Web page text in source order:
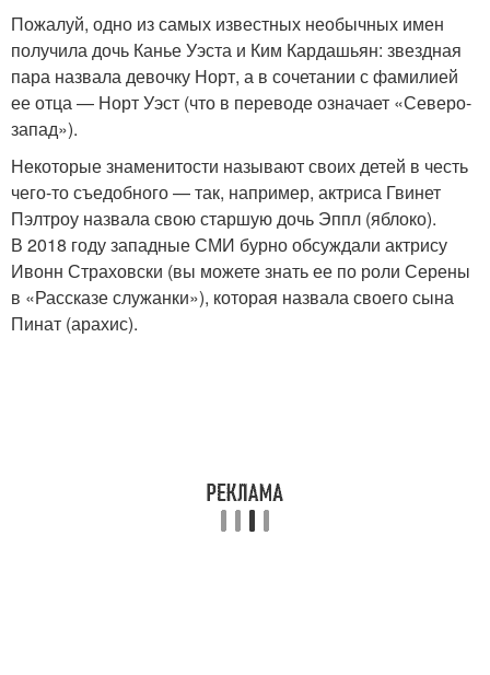
Пожалуй, одно из самых известных необычных имен
получила дочь Канье Уэста и Ким Кардашьян: звездная
пара назвала девочку Норт, а в сочетании с фамилией
ее отца — Норт Уэст (что в переводе означает «Северо-
запад»).
Некоторые знаменитости называют своих детей в честь
чего-то съедобного — так, например, актриса Гвинет
Пэлтроу назвала свою старшую дочь Эппл (яблоко).
В 2018 году западные СМИ бурно обсуждали актрису
Ивонн Страховски (вы можете знать ее по роли Серены
в «Рассказе служанки»), которая назвала своего сына
Пинат (арахис).